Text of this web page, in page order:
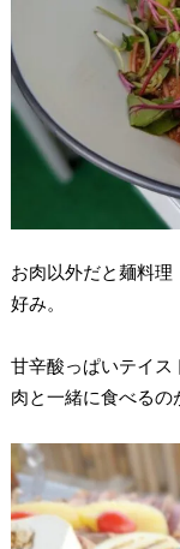
お肉以外だと麺料
好み。
甘辛酸っぱいテイス
肉と一緒に食べるの